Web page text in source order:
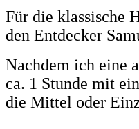
Für die klassische
den Entdecker
Nachdem ich eine
ca. 1 Stunde mit
die Mittel oder